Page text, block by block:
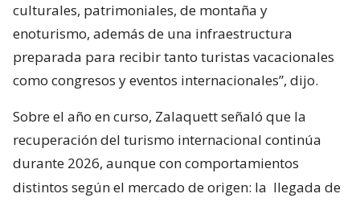
culturales, patrimoniales, de montaña y
enoturismo, además de una infraestructura
preparada para recibir tanto turistas vacacionales
como congresos y eventos internacionales”, dijo.
Sobre el año en curso, Zalaquett señaló que la
recuperación del turismo internacional continúa
durante 2026, aunque con comportamientos
distintos según el mercado de origen: la llegada de